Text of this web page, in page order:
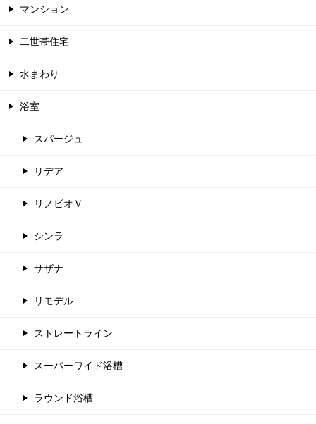
マンション
二世帯住宅
水まわり
浴室
スパージュ
リデア
リノビオＶ
シンラ
サザナ
リモデル
ストレートライン
スーパーワイド浴槽
ラウンド浴槽